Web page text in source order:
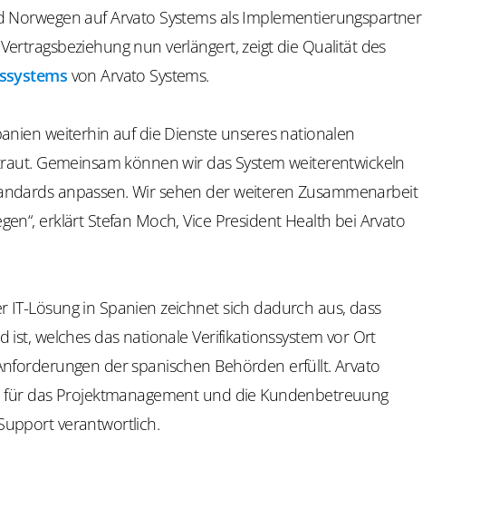
Norwegen auf Arvato Systems als Implementierungspartner
nun verlängert, zeigt die Qualität des
von Arvato Systems.
weiterhin auf die Dienste unseres nationalen
Gemeinsam können wir das System weiterentwickeln
anpassen. Wir sehen der weiteren Zusammenarbeit
erklärt Stefan Moch, Vice President Health bei Arvato
IT-Lösung in Spanien zeichnet sich dadurch aus, dass
ist, welches das nationale Verifikationssystem vor Ort
der spanischen Behörden erfüllt. Arvato
für das Projektmanagement und die Kundenbetreuung
verantwortlich.